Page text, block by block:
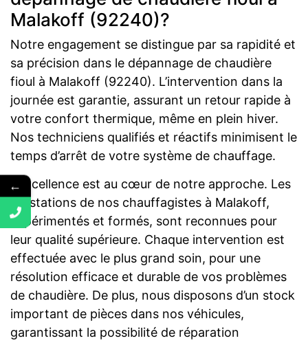
Malakoff (92240)?
Notre engagement se distingue par sa rapidité et
sa précision dans le dépannage de chaudière
fioul à Malakoff (92240). L’intervention dans la
journée est garantie, assurant un retour rapide à
votre confort thermique, même en plein hiver.
Nos techniciens qualifiés et réactifs minimisent le
temps d’arrêt de votre système de chauffage.
L’excellence est au cœur de notre approche. Les
prestations de nos chauffagistes à Malakoff,
expérimentés et formés, sont reconnues pour
leur qualité supérieure. Chaque intervention est
effectuée avec le plus grand soin, pour une
résolution efficace et durable de vos problèmes
de chaudière. De plus, nous disposons d’un stock
important de pièces dans nos véhicules,
garantissant la possibilité de réparation
←